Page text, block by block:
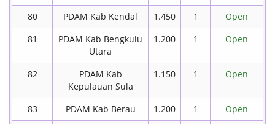
80 PDAM Kab Kendal 1.450 1
Open
81
PDAM Kab Bengkulu
Utara
1.200 1 Open
82
PDAM Kab
Kepulauan Sula
1.150 1 Open
83 PDAM Kab Berau 1.200 1
Open